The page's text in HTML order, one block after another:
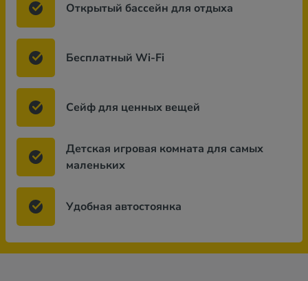
Открытый бассейн для отдыха
Бесплатный Wi-Fi
Сейф для ценных вещей
Детская игровая комната для самых
маленьких
Удобная автостоянка